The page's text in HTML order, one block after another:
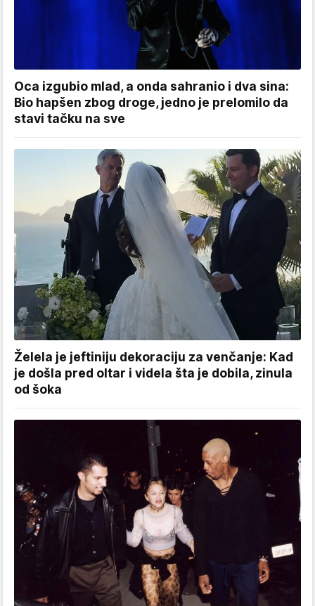
Oca izgubio mlad, a onda sahranio i dva sina:
Bio hapšen zbog droge, jedno je prelomilo da
stavi tačku na sve
Želela je jeftiniju dekoraciju za venčanje: Kad
je došla pred oltar i videla šta je dobila, zinula
od šoka